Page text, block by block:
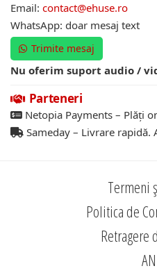
Email: contact@ehuse.ro
WhatsApp: doar mesaj text
Trimite mesaj
Nu oferim suport audio /
Parteneri
Netopia Payments – Plăți
Sameday – Livrare rapidă.
Termeni
Politica de
Retragere